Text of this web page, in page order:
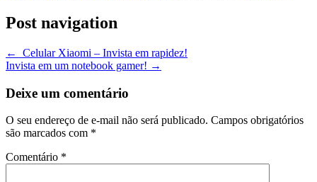
Post navigation
←
Celular Xiaomi – Invista em rapidez!
Invista em um notebook gamer! →
Deixe um comentário
O seu endereço de e-mail não será publicado. Campos obrigatórios
são marcados com *
Comentário *